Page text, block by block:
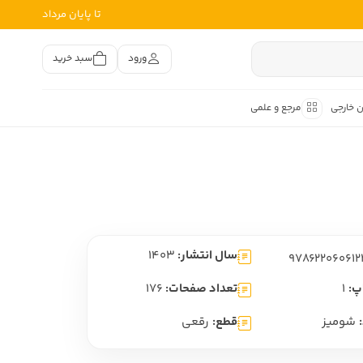
تا پایان مرداد
ورود سبد خرید
خارجی مرجع و علمی
فارسی
متون کهن
سال انتشار: 1403
1 تعداد صفحات: 176
شومیز قطع: رقعی